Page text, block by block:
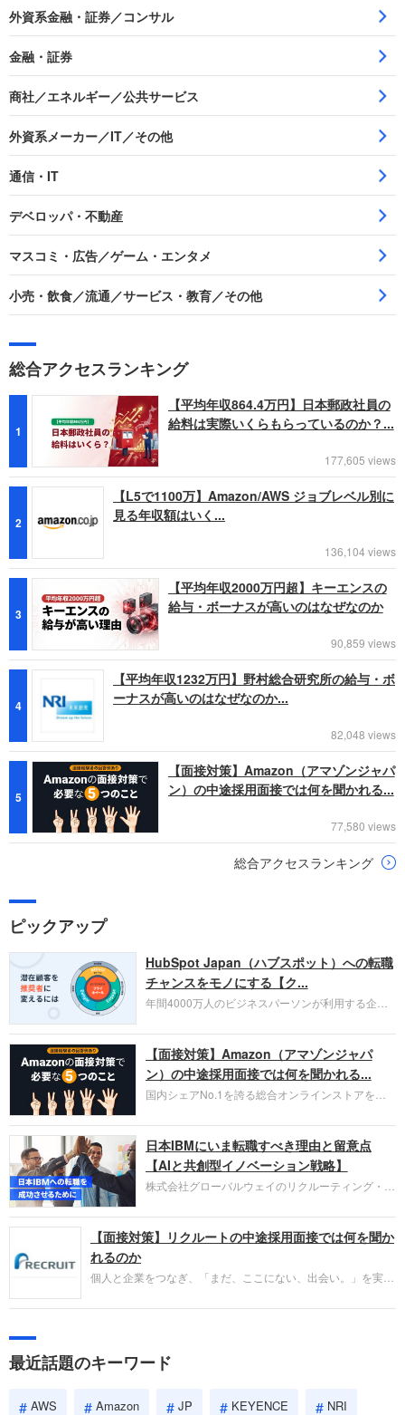
外資系金融・証券／コンサル
金融・証券
商社／エネルギー／公共サービス
外資系メーカー／IT／その他
通信・IT
デベロッパ・不動産
マスコミ・広告／ゲーム・エンタメ
小売・飲食／流通／サービス・教育／その他
総合アクセスランキング
1
【平均年収864.4万円】日本郵政社員の
給料は実際いくらもらっているのか？...
177,605 views
2
【L5で1100万】Amazon/AWS ジョブレベル別に
見る年収額はいく...
136,104 views
3
【平均年収2000万円超】キーエンスの
給与・ボーナスが高いのはなぜなのか
90,859 views
4
【平均年収1232万円】野村総合研究所の給与・ボ
ーナスが高いのはなぜなのか...
82,048 views
5
【面接対策】Amazon（アマゾンジャパ
ン）の中途採用面接では何を聞かれる...
77,580 views
総合アクセスランキング
ピックアップ
HubSpot Japan（ハブスポット）への転職
チャンスをモノにする【ク...
年間4000万人のビジネスパーソンが利用する企業
お勧めするイチオシ企業をご紹介します。今回はク
ラウド型CRMプラットフォームを提供する
HubSpot Japan（ハブスポット・ジャパン）株式会
社です。採用面接対策の企業研究にご活用くださ
い。
【面接対策】Amazon（アマゾンジャパ
ン）の中途採用面接では何を聞かれる...
国内シェアNo.1を誇る総合オンラインストアを運
圧倒的な存在感を持つAmazon。中途採用面接では
過去の具体的な業務成果やリーダーシップの発揮、
失敗からの学びが重視され、人間性やカルチャーフ
ィットも評価対象となり、長期的に成長できる仲間
であるかを多角的に審査されます。
日本IBMにいま転職すべき理由と留意点
【AIと共創型イノベーション戦略】
株式会社グローバルウェイのリクルーティング・パ
パーソンが利用する企業口コミサイト「キャリコ
ネ」の転職エージェントがお勧めするイチオシ企業
IBMです。採用面接対策の企業研究にご活用くださ
い。
【面接対策】リクルートの中途採用面接では何を聞か
れるのか
個人と企業をつなぎ、「まだ、ここにない、出会い。」を実現
やこれまでの成果を具体的に問われるほか、「人間性」も評価
しょう。
最近話題のキーワード
AWS Amazon JP KEYENCE NRI